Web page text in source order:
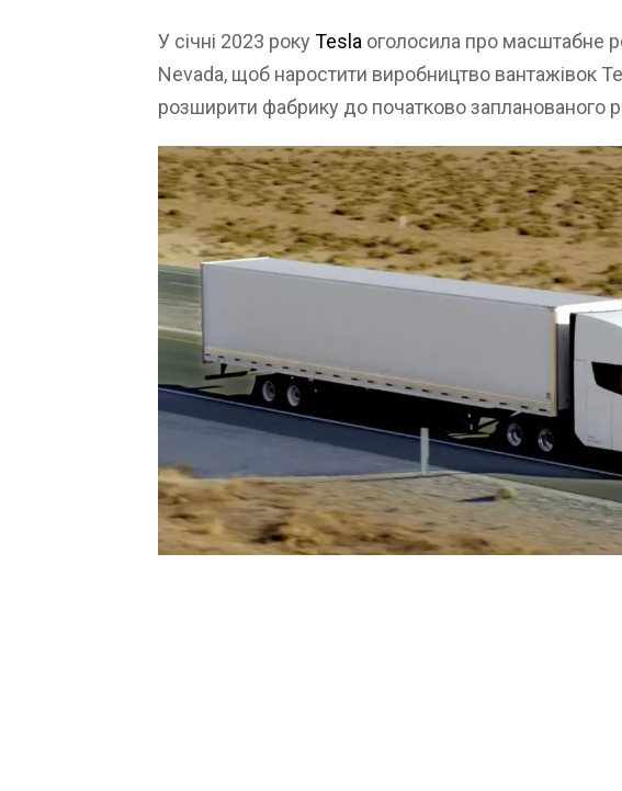
У січні 2023 року Tesla оголосила про масштабне
Nevada, щоб наростити виробництво вантажівок
розширити фабрику до початково запланованого